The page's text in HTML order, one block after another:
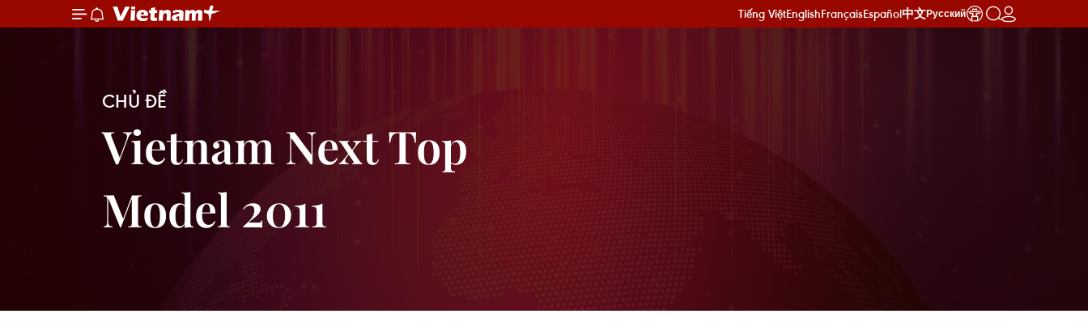
Tiếng ViệtEnglishFrançaisEspañol中文Русский
CHỦ ĐỀ
Vietnam Next Top
Model 2011